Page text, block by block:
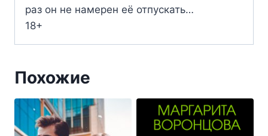
раз он не намерен её отпускать…
18+
Похожие